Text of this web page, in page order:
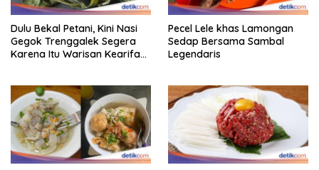
Dulu Bekal Petani, Kini Nasi
Gegok Trenggalek Segera
Karena Itu Warisan Kearifan
Pecel Lele khas Lamongan
Sedap Bersama Sambal
Legendaris